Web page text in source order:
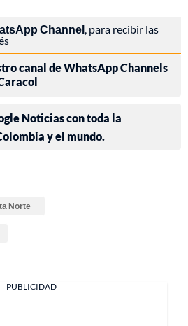
Channel , para recibir las
canal de WhatsApp Channels
Noticias con toda la
y el mundo.
Norte
PUBLICIDAD